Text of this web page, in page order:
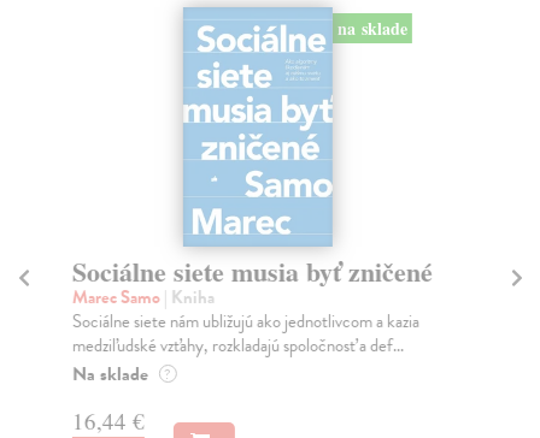
na sklade
Sociálne siete musia byť zničené
Marec Samo| Kniha
Sociálne siete nám ubližujú ako jednotlivcom a kazia
medziľudské vzťahy, rozkladajú spoločnosť a def...
Na sklade ?
16,44 €